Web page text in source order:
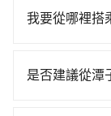
無隱藏費用，
驗。所以，如
願和需要來安
環境中專心欣
我要從哪裡搭
落，只要有路
是否建議從潭